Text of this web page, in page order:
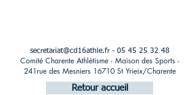
secretariat@cd16athle.fr- 05 45 25 32 48
Comité Charente Athlétisme - Maison des Sports -
241rue des Mesniers 16710 St Yrieix/Charente
Retour accueil